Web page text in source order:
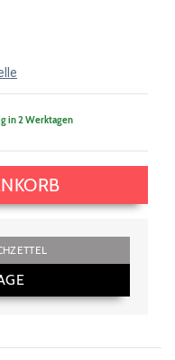
in 2 Werktagen